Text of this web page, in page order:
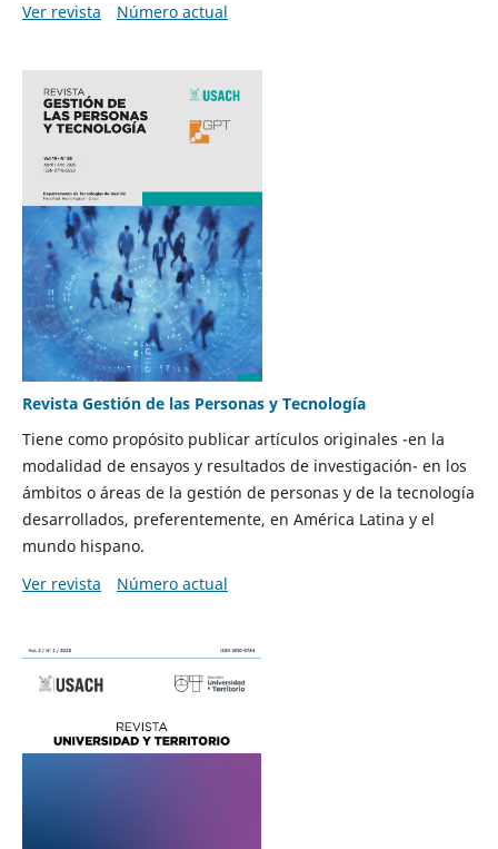
Ver revista
Número actual
Revista Gestión de las Personas y Tecnología
Tiene como propósito publicar artículos originales -en la
modalidad de ensayos y resultados de investigación- en los
ámbitos o áreas de la gestión de personas y de la tecnología
desarrollados, preferentemente, en América Latina y el
mundo hispano.
Ver revista
Número actual